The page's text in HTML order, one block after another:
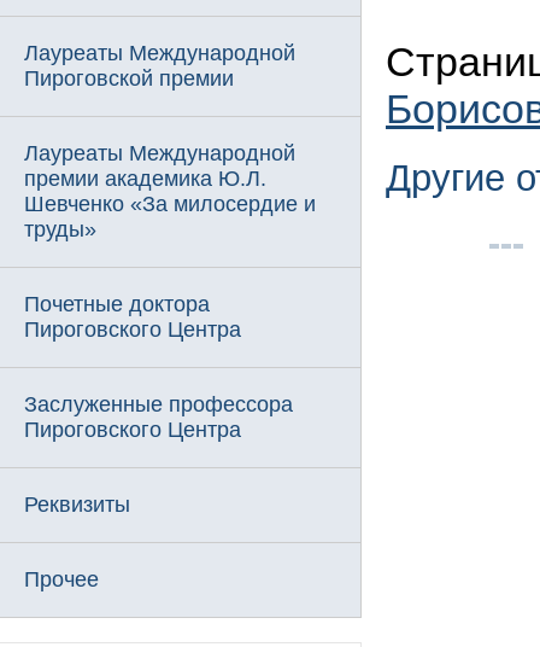
Лауреаты Международной
Пироговской премии
Лауреаты Международной
премии академика Ю.Л.
Шевченко «За милосердие и
труды»
Почетные доктора
Пироговского Центра
Заслуженные профессора
Пироговского Центра
Реквизиты
Прочее
Другие